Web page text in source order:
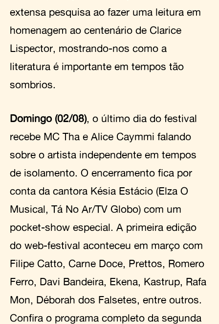
extensa pesquisa ao fazer uma leitura em
homenagem ao centenário de Clarice
Lispector, mostrando-nos como a
literatura é importante em tempos tão
sombrios.
Domingo (02/08), o último dia do festival
recebe MC Tha e Alice Caymmi falando
sobre o artista independente em tempos
de isolamento. O encerramento fica por
conta da cantora Késia Estácio (Elza O
Musical, Tá No Ar/TV Globo) com um
pocket-show especial. A primeira edição
do web-festival aconteceu em março com
Filipe Catto, Carne Doce, Prettos, Romero
Ferro, Davi Bandeira, Ekena, Kastrup, Rafa
Mon, Déborah dos Falsetes, entre outros.
Confira o programa completo da segunda